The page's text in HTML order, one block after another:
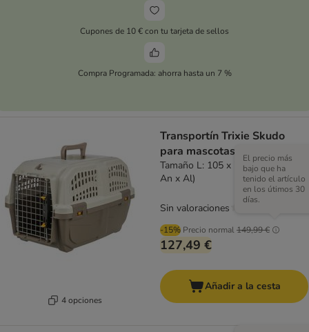
Cupones de 10 € con tu tarjeta de sellos
Compra Programada: ahorra hasta un 7 %
4 opciones
Transportín Trixie Skudo
para mascotas
Tamaño L: 105 x 73 x 76 cm (L x
An x Al)
-15% Precio normal149,99 €
El precio más
bajo que ha
tenido el artículo
en los útimos 30
días.
127,49 €
Sin valoraciones
Añadir a la cesta